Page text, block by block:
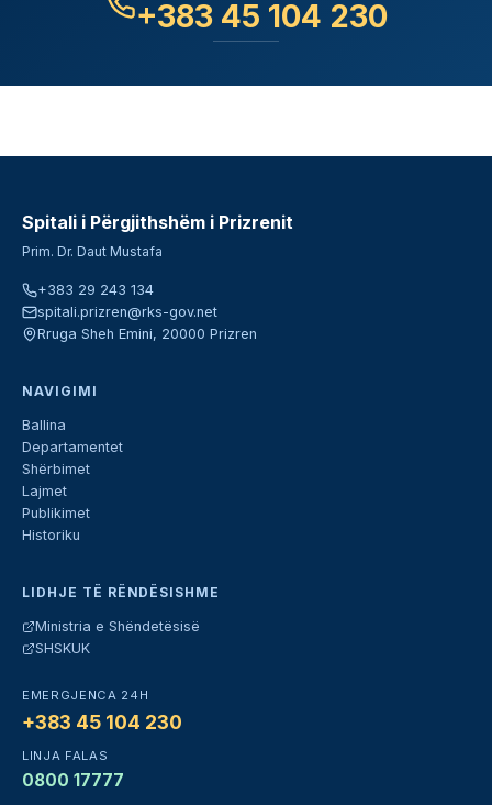
+383 45 104 230
Spitali i Përgjithshëm i Prizrenit
Prim. Dr. Daut Mustafa
+383 29 243 134
spitali.prizren@rks-gov.net
Rruga Sheh Emini, 20000 Prizren
NAVIGIMI
Ballina
Departamentet
Shërbimet
Lajmet
Publikimet
Historiku
LIDHJE TË RËNDËSISHME
Ministria e Shëndetësisë
SHSKUK
EMERGJENCA 24H
+383 45 104 230
LINJA FALAS
0800 17777